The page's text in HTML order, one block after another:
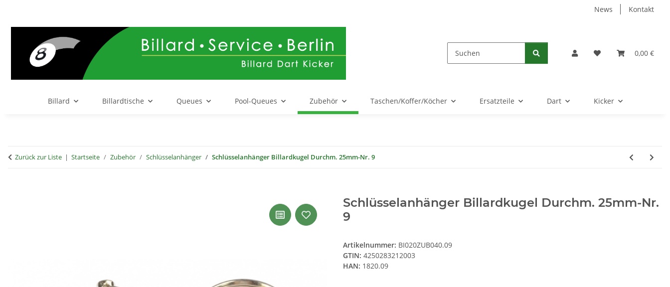
News Kontakt
0,00 €
Billard Billardtische Queues Pool-Queues Zubehör Taschen/Koffer/Köcher Ersatzteile Dart Kicker
Zurück zur Liste Startseite Zubehör Schlüsselanhänger Schlüsselanhänger Billardkugel Durchm. 25mm-Nr. 9
Schlüsselanhänger Billardkugel Durchm. 25mm-Nr.
9
Artikelnummer: BI020ZUB040.09
GTIN: 4250283212003
HAN: 1820.09